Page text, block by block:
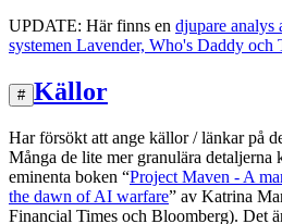
UPDATE: Här finns en djupare
systemen Lavender, Who's Daddy och
# Källor
Har försökt att ange källor / länkar på
Många de lite mer granulära detaljerna
eminenta boken “Project Maven - A
the dawn of AI warfare” av Katrina
Financial Times och Bloomberg). Det